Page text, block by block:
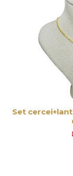
Set